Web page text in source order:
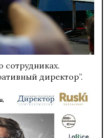
сотрудниках.
директор”.